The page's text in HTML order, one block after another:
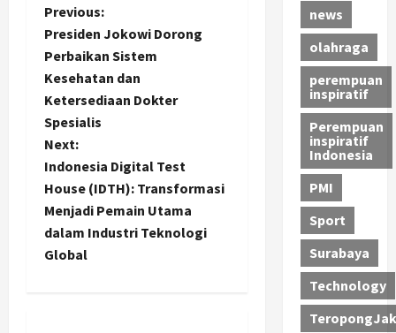
P
o
s
t
n
a
v
Previous:
Presiden Jokowi Dorong
Perbaikan Sistem
Kesehatan dan
Ketersediaan Dokter
Spesialis
Next:
Indonesia Digital Test
House (IDTH): Transformasi
Menjadi Pemain Utama
dalam Industri Teknologi
Global
news
olahraga
perempuan
inspiratif
Perempuan
inspiratif
Indonesia
PMI
Sport
Surabaya
Technology